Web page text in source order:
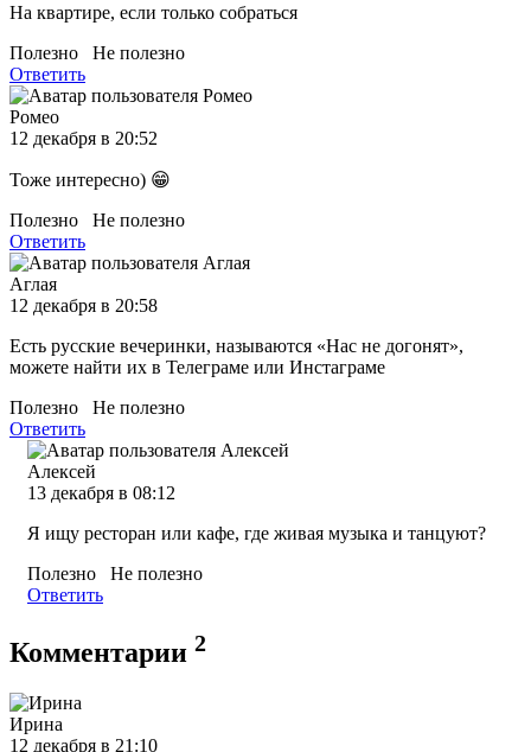
На квартире, если только собраться
Полезно
Не полезно
Ответить
Ромео
12 декабря в 20:52
Тоже интересно) 😁
Полезно
Не полезно
Ответить
Аглая
12 декабря в 20:58
Есть русские вечеринки, называются «Нас не догонят»,
можете найти их в Телеграме или Инстаграме
Полезно
Не полезно
Ответить
Алексей
13 декабря в 08:12
Я ищу ресторан или кафе, где живая музыка и танцуют?
Полезно
Не полезно
Ответить
Комментарии 2
Ирина
12 декабря в 21:10